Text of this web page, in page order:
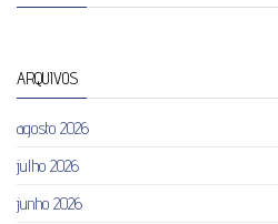
ARQUIVOS
agosto 2026
julho 2026
junho 2026